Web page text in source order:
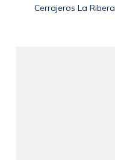
Cerrajeros La Ribera